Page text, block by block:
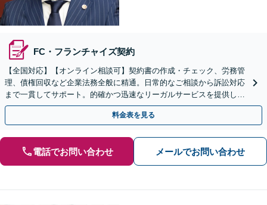
FC・フランチャイズ契約
【全国対応】【オンライン相談可】契約書の作成・チェック、労務管
理、債権回収など企業法務全般に精通。日常的なご相談から訴訟対応
まで一貫してサポート。的確かつ迅速なリーガルサービスを提供しま
す。【初回相談無料】【休日・夜間相談可】
料金表を見る
電話でお問い合わせ メールでお問い合わせ